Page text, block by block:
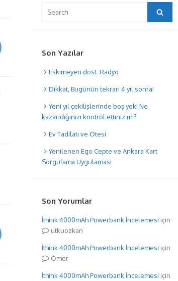
for:
Search
Son Yazılar
Eskimeyen dost: Radyo
Dikkat, Bugünün tekrarı 4 yıl sonra!
Yeni yıl çekilişlerinde boş yok! Ne
kazandığınızı kontrol ettiniz mi?
Ev Tadilatı ve Ötesi
Yenilenen Ego Cepte ve Ankara Kart
Sorgulama Uygulaması
Son Yorumlar
İthink 4000mAh Powerbank İncelemesi için
utkuozkan
İthink 4000mAh Powerbank İncelemesi için
Ömer
İthink 4000mAh Powerbank İncelemesi için